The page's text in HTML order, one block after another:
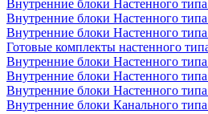
Внутренние блоки Настенного
Внутренние блоки Настенного
Внутренние блоки Настенного
Готовые комплекты настенного
Внутренние блоки Настенного
Внутренние блоки Настенного
Внутренние блоки Настенного
Внутренние блоки Канального